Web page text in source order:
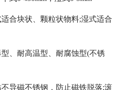
合块状、颗粒状物料;湿式适合
、耐高温型、耐腐蚀型(不锈
导磁不锈钢，防止磁铁脱落;滚